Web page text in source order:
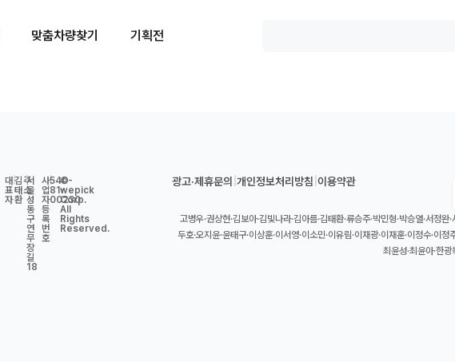
맞춤차량찾기 기획전
대
표
자
|김
태
환
주
소
|서
울
성
동
구
연
무
장
길
18
사
업
자
등
록
번
호
|540-
81-
00230
©
wepick
Corp.
All
Rights
Reserved.
광고·제휴문의 |개인정보처리방침 |이용약관
고병우·권상현·김보아·김빛나라·김아름·김태환·류승주·박민형·박승열·서정완
두호·오지윤·윤태구·이상훈·이서영·이소민·이유림·이재광·이재훈·이정수·이정
최윤성·최윤아·한광